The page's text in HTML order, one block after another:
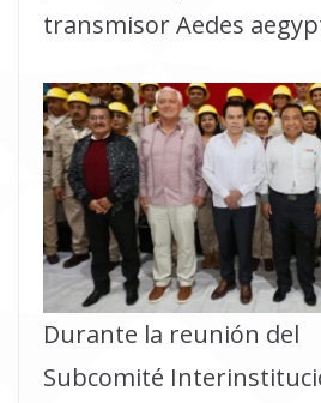
transmisor Aedes
Durante la reunión del
Subcomité